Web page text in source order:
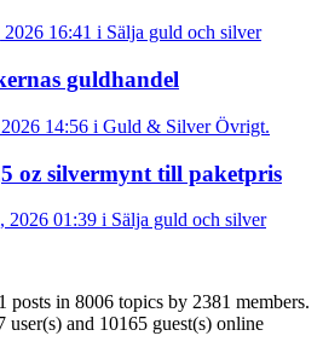
16:41 i Sälja guld och silver
guldhandel
14:56 i Guld & Silver Övrigt.
oz silvermynt till paketpris
2026 01:39 i Sälja guld och silver
posts in 8006 topics by 2381 members.
user(s) and 10165 guest(s) online